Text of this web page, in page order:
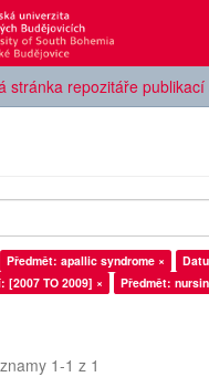
stránka repozitáře publikací
Předmět: apallic syndrome ×
[2007 TO 2009] ×
Předmět:
1-1 z 1